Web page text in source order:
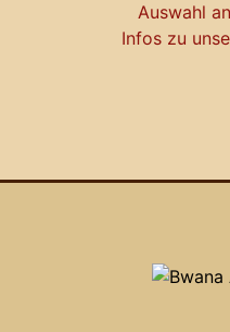
Auswahl
Infos zu